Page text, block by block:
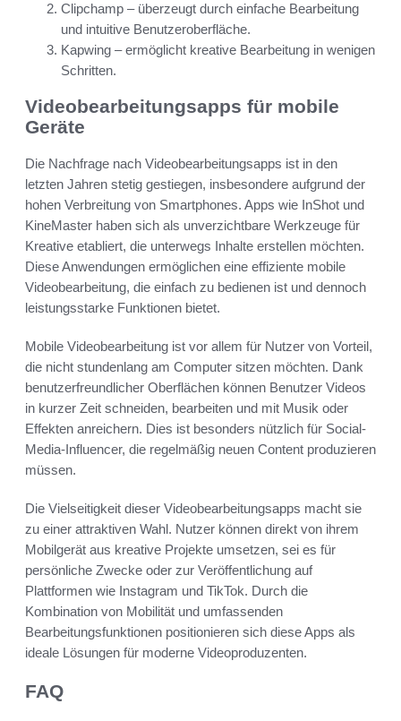
Clipchamp – überzeugt durch einfache Bearbeitung
und intuitive Benutzeroberfläche.
Kapwing – ermöglicht kreative Bearbeitung in wenigen
Schritten.
Videobearbeitungsapps für mobile
Geräte
Die Nachfrage nach Videobearbeitungsapps ist in den
letzten Jahren stetig gestiegen, insbesondere aufgrund der
hohen Verbreitung von Smartphones. Apps wie InShot und
KineMaster haben sich als unverzichtbare Werkzeuge für
Kreative etabliert, die unterwegs Inhalte erstellen möchten.
Diese Anwendungen ermöglichen eine effiziente mobile
Videobearbeitung, die einfach zu bedienen ist und dennoch
leistungsstarke Funktionen bietet.
Mobile Videobearbeitung ist vor allem für Nutzer von Vorteil,
die nicht stundenlang am Computer sitzen möchten. Dank
benutzerfreundlicher Oberflächen können Benutzer Videos
in kurzer Zeit schneiden, bearbeiten und mit Musik oder
Effekten anreichern. Dies ist besonders nützlich für Social-
Media-Influencer, die regelmäßig neuen Content produzieren
müssen.
Die Vielseitigkeit dieser Videobearbeitungsapps macht sie
zu einer attraktiven Wahl. Nutzer können direkt von ihrem
Mobilgerät aus kreative Projekte umsetzen, sei es für
persönliche Zwecke oder zur Veröffentlichung auf
Plattformen wie Instagram und TikTok. Durch die
Kombination von Mobilität und umfassenden
Bearbeitungsfunktionen positionieren sich diese Apps als
ideale Lösungen für moderne Videoproduzenten.
FAQ